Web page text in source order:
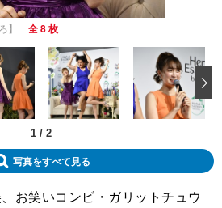
】 全 8 枚
1 / 2
写真をすべて見る
お笑いコンビ・ガリットチュウ